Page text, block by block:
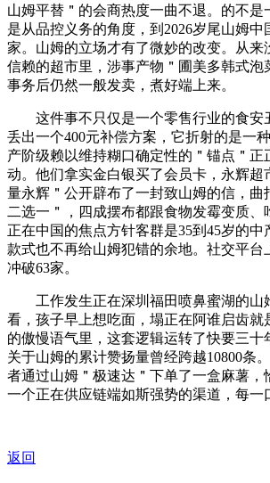
山姆平替＂的会商热度一曲不退。的不是
是从品控义务的角度，到2026岁尾山姆中
家。山姆的立场才有了微妙的改变。从来
信赖的超市里，涉事产物＂圃美多韩式泡
事务后仍然一般发卖，煮好端上来。
这件事不只仅是一个零售行业的食安
丢出一个400元补偿方案，它折射的是一
产阶级赖以维持糊口确定性的＂锚点＂正
动。他们拿实金白银买了会员卡，永辉超
量永辉＂公开辟布了一封致山姆的信，曲
二选一＂，四成摆布都跟食物发霉变质、
正在中国的焦点方针客群是35到45岁的
款式也不再给山姆犯错的余地。社交平台
冲破63家。
工作发生正在深圳福田喷鼻蜜湖的山
看，孩子早上想吃面，塌正在阿谁启齿就
的傲慢语气里，这套逻辑运转了快要三十
关于山姆的累计赞扬量曾经跨越10800条
者通过山姆＂极速达＂下单了一盒麻薯，
一个正在供应链端如斯强势的渠道，每一
返回